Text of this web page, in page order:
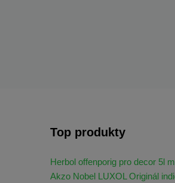
Top produkty
Herbol offenporig pro decor 5l
Akzo Nobel LUXOL Originál